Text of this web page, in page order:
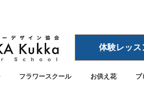
体験レッ
フラワースクール お供え花 プ